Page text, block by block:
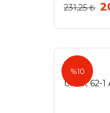
231,25 ₺
%10
Umut
Umut 62-1